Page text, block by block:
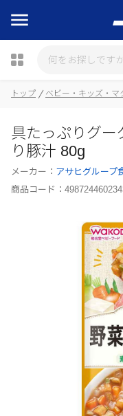
瓶詰
トップ ベビー・キッズ・マ
具たっぷりグー
り豚汁 80g
メーカー： アサヒグループ
商品コード：